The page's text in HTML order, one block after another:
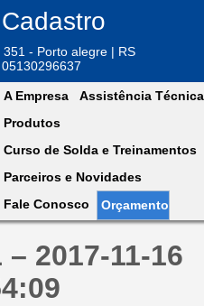
- Porto alegre | RS
A Empresa
Assistência Técnica
Produtos
Curso de Solda e Treinamentos
Parceiros e Novidades
Fale Conosco
Orçamento
2017-11-16